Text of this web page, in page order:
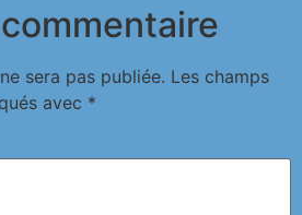
sera pas publiée. Les champs
avec *